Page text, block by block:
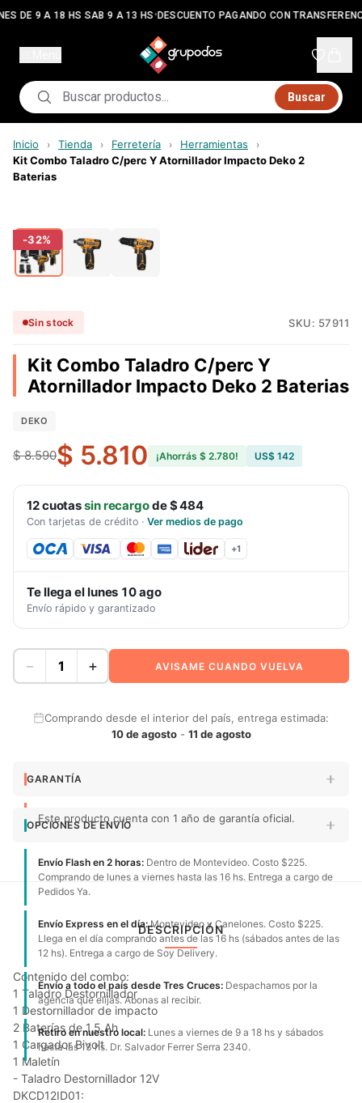
DE 9 A 18 HS SAB 9 A 13 HS•DESCUENTO PAGANDO CON
Buscar
Inicio › Tienda › Ferretería › Herramientas ›
Kit Combo Taladro C/perc Y Atornillador Impacto Deko 2
Baterias
-32%
Sin stock SKU: 57911
Kit Combo Taladro C/perc Y
Atornillador Impacto Deko 2 Baterias
DEKO
$ 8.590$ 5.810 ¡Ahorrás $ 2.780! US$ 142
12cuotassin recargode$ 484
Con tarjetas de crédito · Ver medios de pago
+1
Te llega ellunes 10 ago
Envío rápido y garantizado
− + AVISAME CUANDO VUELVA
Comprando desde el interior del país, entrega estimada:
10 de agosto- 11 de agosto
GARANTÍA
Este producto cuenta con 1 año de garantía oficial.
OPCIONES DE ENVÍO
Envío Flash en 2 horas: Dentro de Montevideo. Costo $225.
Comprando de lunes a viernes hasta las 16 hs. Entrega a cargo de
Pedidos Ya.
Envío Express en el día:Montevideo y Canelones. Costo $225.
Llega en el día comprando antes de las 16 hs (sábados antes de las
12 hs). Entrega a cargo de Soy Delivery.
Envío a todo el país desde Tres Cruces: Despachamos por la
agencia que elijas. Abonas al recibir.
Retiro en nuestro local: Lunes a viernes de 9 a 18 hs y sábados
hasta las 13 hs. Dr. Salvador Ferrer Serra 2340.
DESCRIPCIÓN
Contenido del combo:
1 Taladro Destornillador
1 Destornillador de impacto
2 Baterías de 1,5 Ah
1 Cargador Bivolt
1 Maletín
- Taladro Destornillador 12V
DKCD12ID01: